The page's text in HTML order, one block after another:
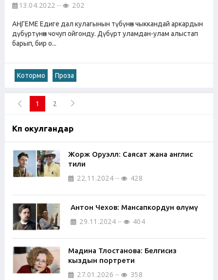
13.04.2022 202
АҢГЕМЕ Едиге дал кулагынын түбүнөн чыккандай аркардын
дүбүртүнөн чочуп ойгонду. Дүбүрт уламдан-улам алыстап
барып, бир о...
Котормо Проза
1 2
Көп окулгандар
Жорж Оруэлл: Саясат жана англис
тили
22.11.2024 428
Антон Чехов: Мансапкордун өлүмү
29.11.2024 404
Мадина Тлостанова: Белгисиз
кыздын портрети
27.01.2026 358